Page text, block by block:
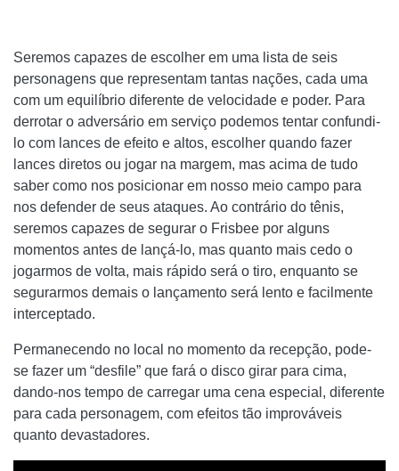
Seremos capazes de escolher em uma lista de seis
personagens que representam tantas nações, cada uma
com um equilíbrio diferente de velocidade e poder. Para
derrotar o adversário em serviço podemos tentar confundi-
lo com lances de efeito e altos, escolher quando fazer
lances diretos ou jogar na margem, mas acima de tudo
saber como nos posicionar em nosso meio campo para
nos defender de seus ataques. Ao contrário do tênis,
seremos capazes de segurar o Frisbee por alguns
momentos antes de lançá-lo, mas quanto mais cedo o
jogarmos de volta, mais rápido será o tiro, enquanto se
segurarmos demais o lançamento será lento e facilmente
interceptado.
Permanecendo no local no momento da recepção, pode-
se fazer um “desfile” que fará o disco girar para cima,
dando-nos tempo de carregar uma cena especial, diferente
para cada personagem, com efeitos tão improváveis ​​
quanto devastadores.